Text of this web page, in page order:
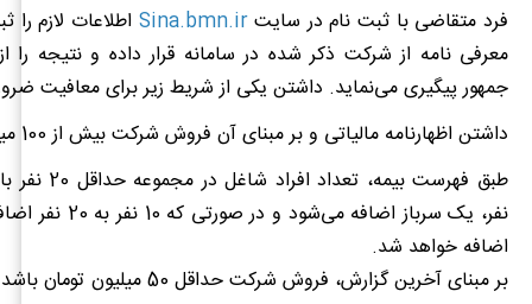
فرد متقاضی با ثبت نام در سایتSina.bmn.ir اطلاعات لازم
معرفی نامه از شرکت ذکر شده در سامانه قرار داده و نتیجه
جمهور پیگیری می‌نماید. داشتن یکی از شریط زیر برای معافیت
داشتن اظهارنامه مالیاتی و بر مبنای آن فروش شرکت بیش از 100 میلیون تومان باشد.
طبق فهرست
نفر، یک سرباز
اضافه خواهد شد.
بر مبنای آخرین گزارش، فروش شرکت حداقل 50 میلیون تومان باشد